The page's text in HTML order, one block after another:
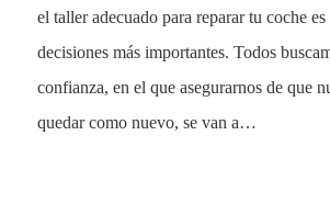
el taller adecuado para reparar tu coche es
decisiones más importantes. Todos
confianza, en el que asegurarnos de que
quedar como nuevo, se van a…